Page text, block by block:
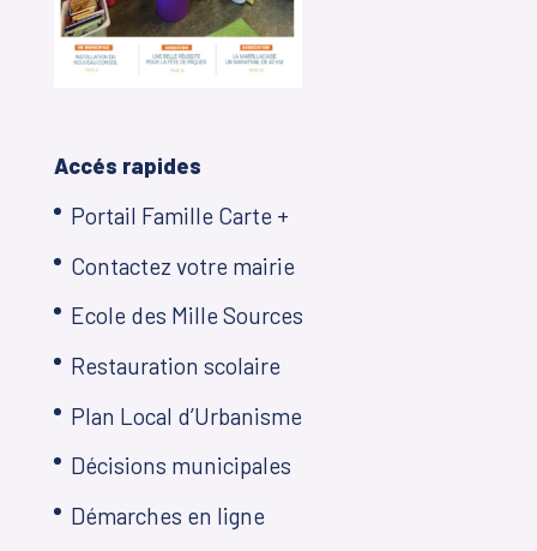
Accés rapides
Portail Famille Carte +
Contactez votre mairie
Ecole des Mille Sources
Restauration scolaire
Plan Local d’Urbanisme
Décisions municipales
Démarches en ligne